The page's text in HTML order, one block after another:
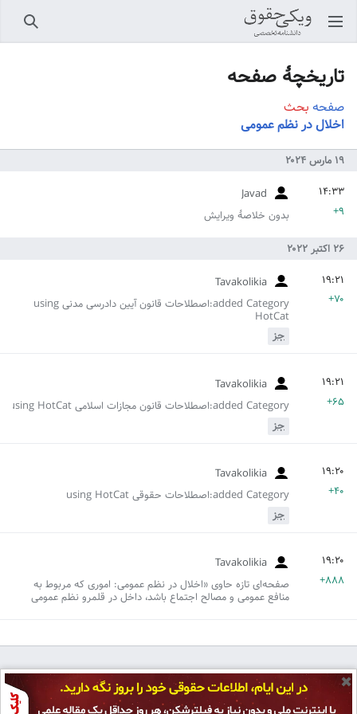
باز کردن منو اصلی جستجو
تاریخچهٔ صفحه
صفحه بحث
اخلال در نظم عمومی
Javad
بدون خلاصۀ ویرایش
+۹
Tavakolikia
added Category:اصطلاحات قانون آیین دادرسی مدنی using
HotCat
جز
+۷۰
Tavakolikia
added Category:اصطلاحات قانون مجازات اسلامی using HotCat
جز
+۶۵
Tavakolikia
added Category:اصطلاحات حقوقی using HotCat
جز
+۴۰
Tavakolikia
صفحه‌ای تازه حاوی «اخلال در نظم عمومی: اموری که مربوط به
منافع عمومی و مصالح اجتماع باشد، داخل در قلمرو نظم عمومی
+۸۸۸
✖